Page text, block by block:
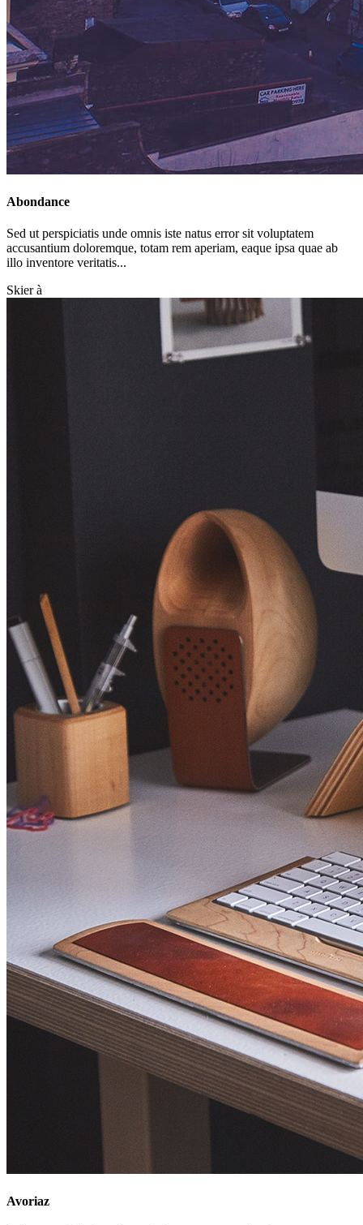
Abondance
Sed ut perspiciatis unde omnis iste natus error sit voluptatem
accusantium doloremque, totam rem aperiam, eaque ipsa quae ab
illo inventore veritatis...
Skier à
Avoriaz